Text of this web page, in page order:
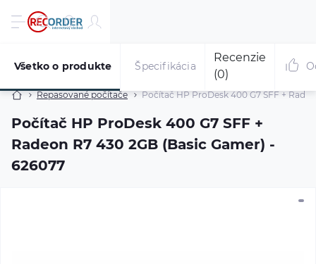
Repasované počítače Počítač HP ProDesk 400 G7 SFF +
Počítač HP ProDesk 400 G7 SFF +
Radeon R7 430 2GB (Basic Gamer) -
626077
Všetko o produkte Špecifikácia
Recenzie
(0)